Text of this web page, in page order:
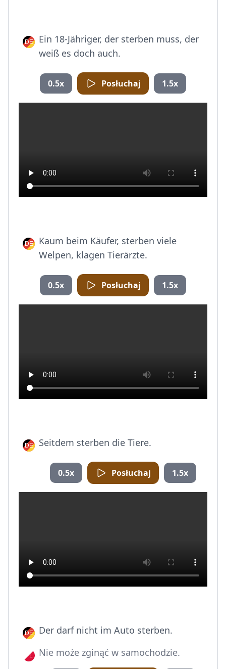
Ein 18-Jähriger, der sterben muss, der
weiß es doch auch.
0.5x Posłuchaj 1.5x
Kaum beim Käufer, sterben viele
Welpen, klagen Tierärzte.
0.5x Posłuchaj 1.5x
Seitdem sterben die Tiere.
0.5x Posłuchaj 1.5x
Der darf nicht im Auto sterben.
Nie może zginąć w samochodzie.